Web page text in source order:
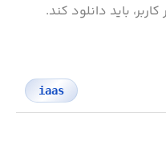
باید دانلود کند.
iaas